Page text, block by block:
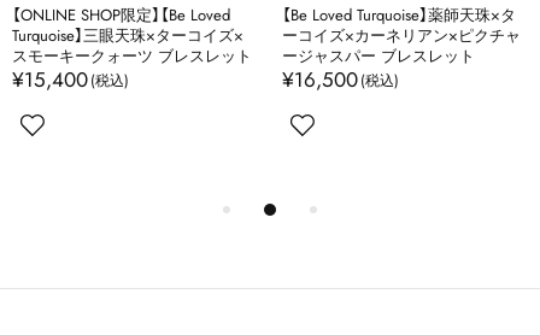
【ONLINE SHOP限定】【Be Loved
Turquoise】三眼天珠×ターコイズ×
スモーキークォーツ ブレスレット
¥15,400
【Be Loved Turquoise】薬師天珠×タ
ーコイズ×カーネリアン×ピクチャ
ージャスパー ブレスレット
¥16,500